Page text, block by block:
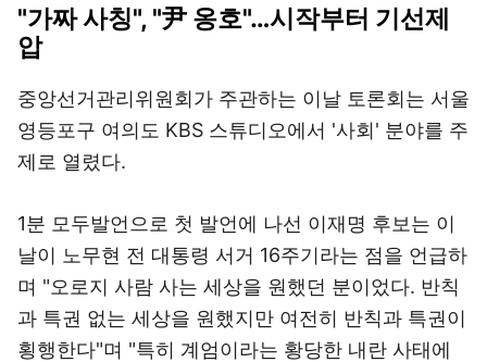
"가짜 사칭", "尹 옹호"…시작부터 기선제
압
중앙선거관리위원회가 주관하는 이날 토론회는 서울
영등포구 여의도 KBS 스튜디오에서 '사회' 분야를 주
제로 열렸다.
1분 모두발언으로 첫 발언에 나선 이재명 후보는 이
날이 노무현 전 대통령 서거 16주기라는 점을 언급하
며 "오로지 사람 사는 세상을 원했던 분이었다. 반칙
과 특권 없는 세상을 원했지만 여전히 반칙과 특권이
횡행한다"며 "특히 계엄이라는 황당한 내란 사태에